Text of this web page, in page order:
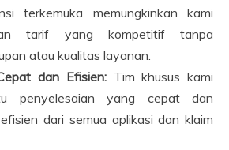
terkemuka memungkinkan kami
tarif yang kompetitif tanpa
atau kualitas layanan.
dan Efisien:Tim khusus kami
penyelesaian yang cepat dan
dari semua aplikasi dan klaim